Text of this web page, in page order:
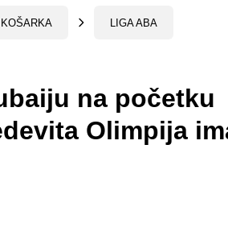
KOŠARKA LIGA ABA
na početku
Olimpija